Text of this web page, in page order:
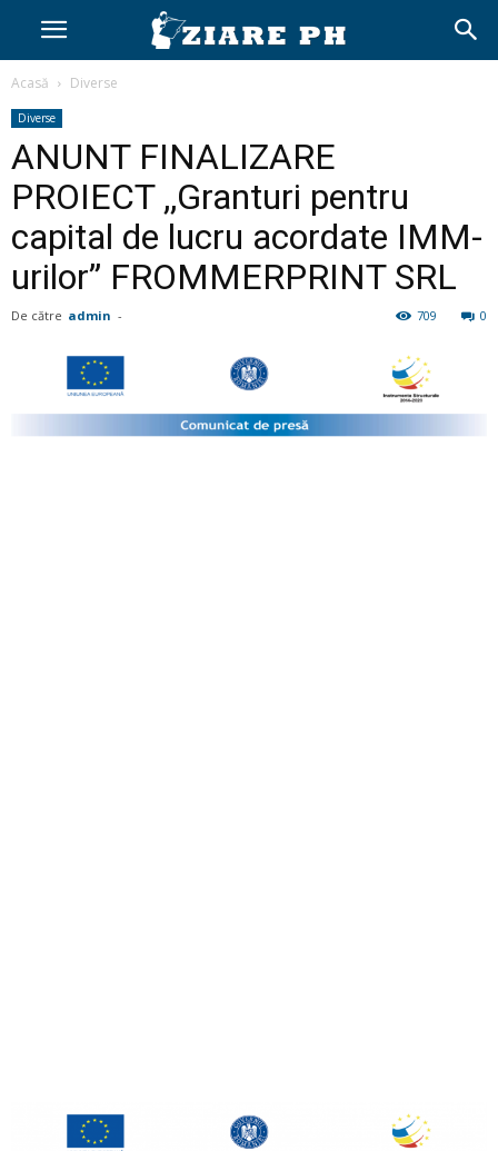
Acasă Diverse
Diverse
ANUNT FINALIZARE
PROIECT ,,Granturi pentru
capital de lucru acordate IMM-
urilor” FROMMERPRINT SRL
De către admin - 0
709